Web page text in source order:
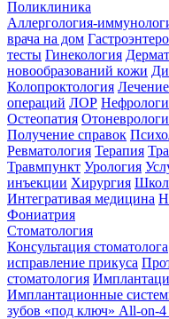
Поликлиника
Аллергология-
врача на дом
тесты Гинекология
новообразований кожи
Колопроктология
операций ЛОР
Остеопатия
Получение справок
Ревматология Терапия
Травмпункт Урология
инъекции Хирургия
Интегративая медицина
Фониатрия
Стоматология
Консультация стоматолога
исправление прикуса
стоматология
Имплантационные
зубов «под ключ» All-on-